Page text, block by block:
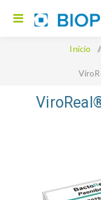
Início /